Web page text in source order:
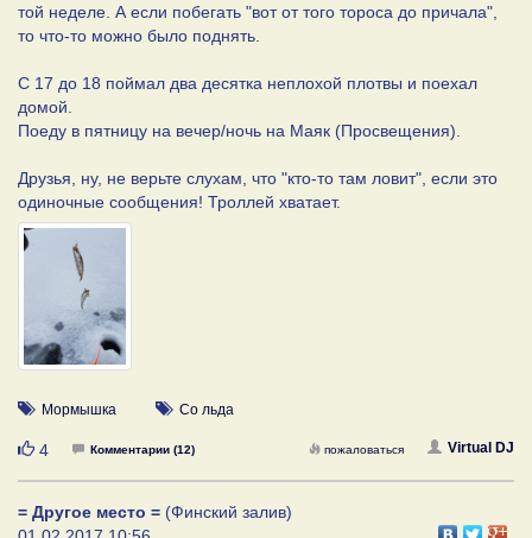
той неделе. А если побегать "вот от того тороса до причала",
то что-то можно было поднять.
С 17 до 18 поймал два десятка неплохой плотвы и поехал
домой.
Поеду в пятницу на вечер/ночь на Маяк (Просвещения).
Друзья, ну, не верьте слухам, что "кто-то там ловит", если это
одиночные сообщения! Троллей хватает.
Мормышка Со льда
Нравится
4 Комментарии (12) Virtual DJ
пожаловаться
= Другое место = (Финский залив)